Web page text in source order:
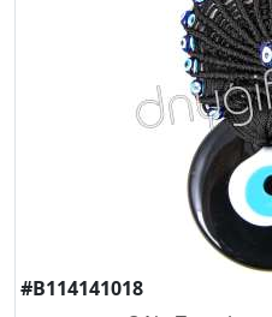
#B114141018